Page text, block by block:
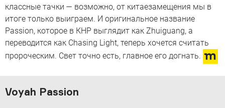
классные тачки — возможно, от китаезамещения мы в
итоге только выиграем. И оригинальное название
Passion, которое в КНР выглядит как Zhuiguang, а
переводится как Chasing Light, теперь хочется считать
пророческим. Свет точно есть, главное его догнать.
Voyah Passion